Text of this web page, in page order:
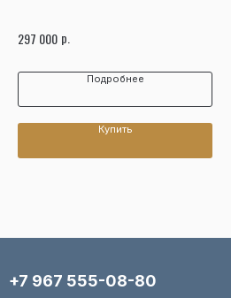
297 000 р.
Подробнее
Купить
+7 967 555-08-80